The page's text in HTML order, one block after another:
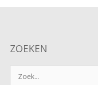
ZOEKEN
Zoek